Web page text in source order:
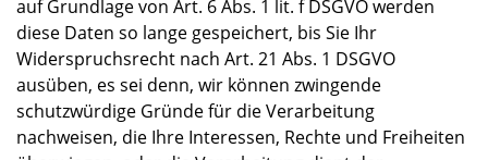
auf Grundlage von Art. 6 Abs. 1 lit. f DSGVO werden
diese Daten so lange gespeichert, bis Sie Ihr
Widerspruchsrecht nach Art. 21 Abs. 1 DSGVO
ausüben, es sei denn, wir können zwingende
schutzwürdige Gründe für die Verarbeitung
nachweisen, die Ihre Interessen, Rechte und Freiheiten